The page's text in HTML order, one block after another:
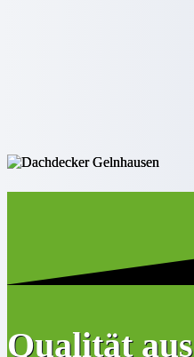
Qualität aus